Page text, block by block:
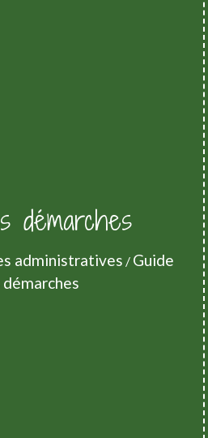
démarches
administratives / Guide
démarches